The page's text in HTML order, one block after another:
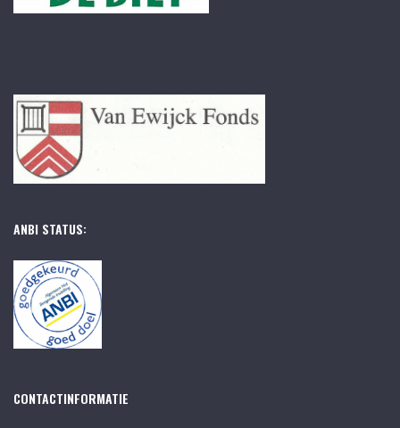
ANBI STATUS:
CONTACTINFORMATIE